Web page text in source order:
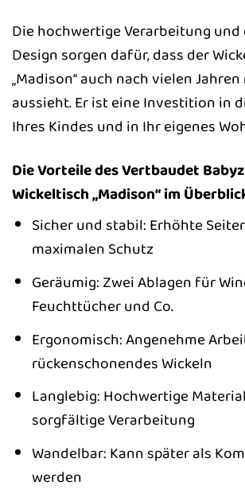
Die hochwertige Verarbeitung
Design sorgen dafür, dass der
„Madison“ auch nach vielen
aussieht. Er ist eine Investition in
Ihres Kindes und in Ihr eigenes
Die Vorteile des Vertbaudet
Wickeltisch „Madison“ im
Sicher und stabil: Erhöhte
maximalen Schutz
Geräumig: Zwei Ablagen für
Feuchttücher und Co.
Ergonomisch: Angenehme
rückenschonendes Wickeln
Langlebig: Hochwertige
sorgfältige Verarbeitung
Wandelbar: Kann später als
werden